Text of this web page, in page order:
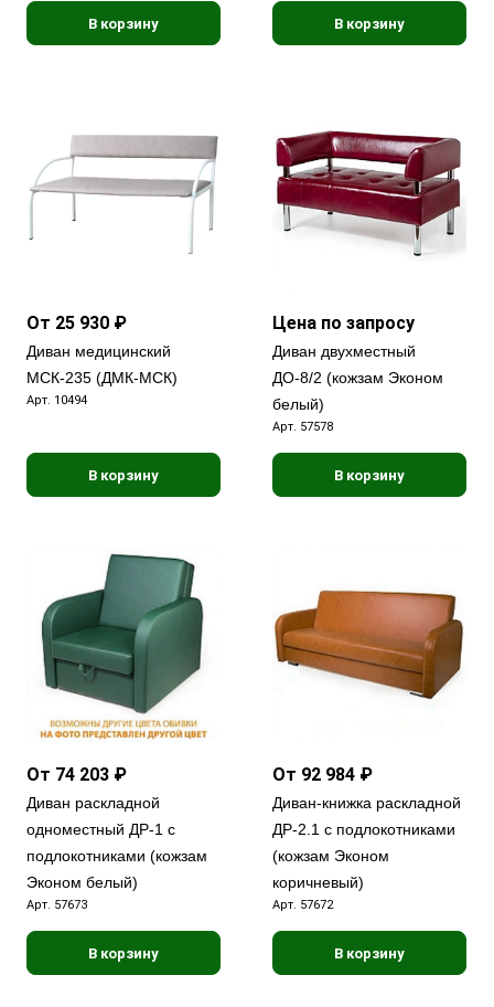
В корзину В корзину
От 25 930 ₽
Диван медицинский
МСК-235 (ДМК-МСК)
Арт. 10494
В корзину
Цена по запросу
Диван двухместный
ДО-8/2 (кожзам Эконом
белый)
Арт. 57578
В корзину
От 74 203 ₽
Диван раскладной
одноместный ДР-1 с
подлокотниками (кожзам
Эконом белый)
Арт. 57673
В корзину
От 92 984 ₽
Диван-книжка раскладной
ДР-2.1 с подлокотниками
(кожзам Эконом
коричневый)
Арт. 57672
В корзину